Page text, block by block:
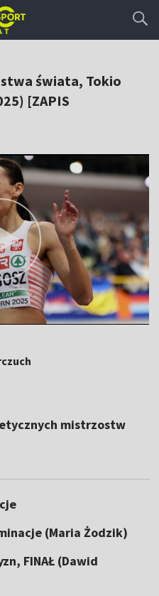
świata, Tokio
[ZAPIS
mistrzostw
(Maria Żodzik)
FINAŁ (Dawid